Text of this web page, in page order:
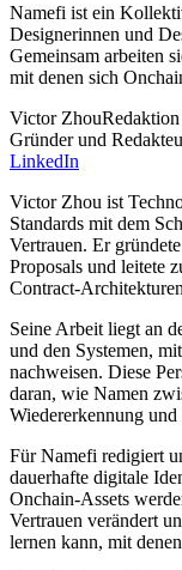
Namefi ist ein
Designerinnen und
Gemeinsam arbeiten
mit denen sich
Victor ZhouRedaktion
Gründer und
LinkedIn
Victor Zhou ist
Standards mit dem
Vertrauen. Er
Proposals und leitete
Contract-
Seine Arbeit liegt an
und den Systemen,
nachweisen. Diese
daran, wie Namen
Wiedererkennung
Für Namefi redigiert
dauerhafte digitale
Onchain-Assets
Vertrauen verändert
lernen kann, mit